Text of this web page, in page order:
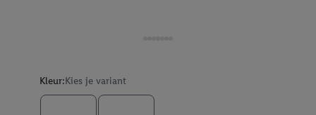
Kleur:Kies je variant